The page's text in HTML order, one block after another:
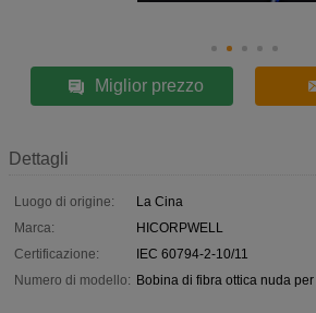
Miglior prezzo
Dettagli
Luogo di origine:
La Cina
Marca:
HICORPWELL
Certificazione:
IEC 60794-2-10/11
Numero di modello: Bobina di fibra ottica nuda